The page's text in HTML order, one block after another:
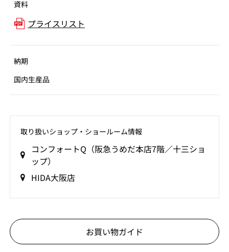
資料
プライスリスト
納期
国内生産品
取り扱いショップ‧ショールーム情報
コンフォートQ（阪急うめだ本店7階／十三ショ
ップ）
HIDA大阪店
お買い物ガイド